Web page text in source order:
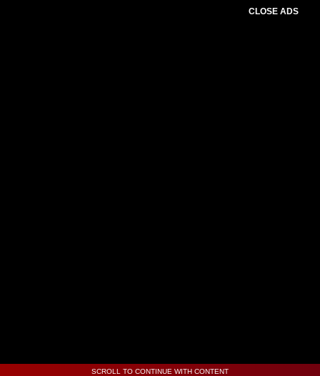
CLOSE ADS
SCROLL TO CONTINUE WITH CONTENT